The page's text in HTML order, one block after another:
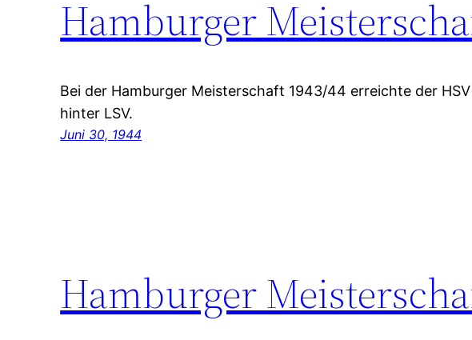
Hamburger
Bei der Hamburger Meisterschaft 1943/44 erreichte der
hinter LSV.
Juni 30, 1944
Hamburger